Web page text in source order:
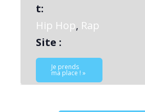
t:
Hip Hop, Rap
Site :
Je prends
ma place ! »